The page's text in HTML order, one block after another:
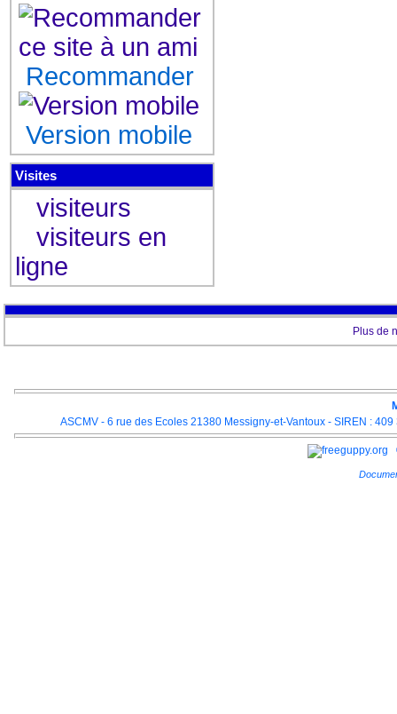
Recommander
Version mobile
Visites
visiteurs
visiteurs en
ligne
Plus de
ASCMV - 6 rue des Ecoles 21380 Messigny-et-Vantoux - SIREN :